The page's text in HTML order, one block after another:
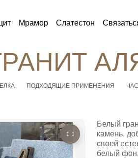
Мрамор Слатестон
ПОДХОДЯЩИЕ ПРИМЕНЕНИЯ
Белый
камень,
своей
белый